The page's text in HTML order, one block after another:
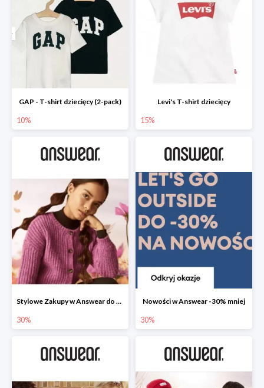
GAP - T-shirt dziecięcy (2-pack)
10%
Levi's T-shirt dziecięcy
15%
Stylowe Zakupy w Answear do -30%
30%
Nowości w Answear -30% mniej
30%